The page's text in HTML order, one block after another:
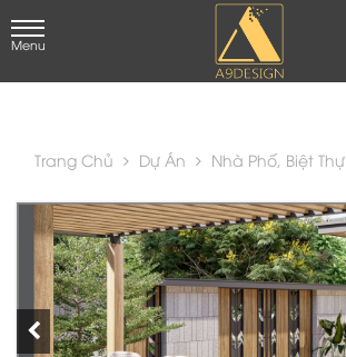
Trang Chủ Dự Án Nhà Phố, Biệt Thự